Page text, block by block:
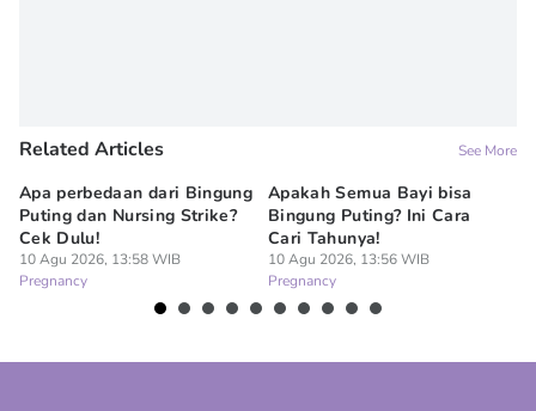
Related Articles See More
Apa perbedaan dari Bingung
Puting dan Nursing Strike?
Cek Dulu!
10 Agu 2026, 13:58 WIB
Pregnancy
Apakah Semua Bayi bisa
Bingung Puting? Ini Cara
Cari Tahunya!
10 Agu 2026, 13:56 WIB
Pregnancy